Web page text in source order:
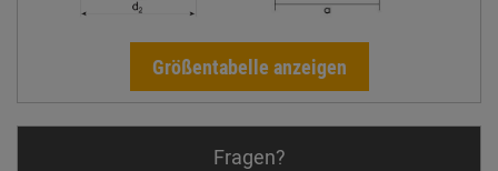
Größentabelle anzeigen
Fragen?